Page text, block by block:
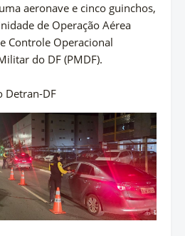
aeronave e cinco guinchos,
de Operação Aérea
Controle Operacional
do DF (PMDF).
Detran-DF